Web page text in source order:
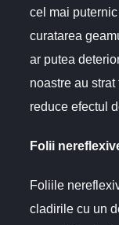
cel mai
curatarea
ar putea
noastre au
reduce efectul
Folii
Foliile
cladirile cu un